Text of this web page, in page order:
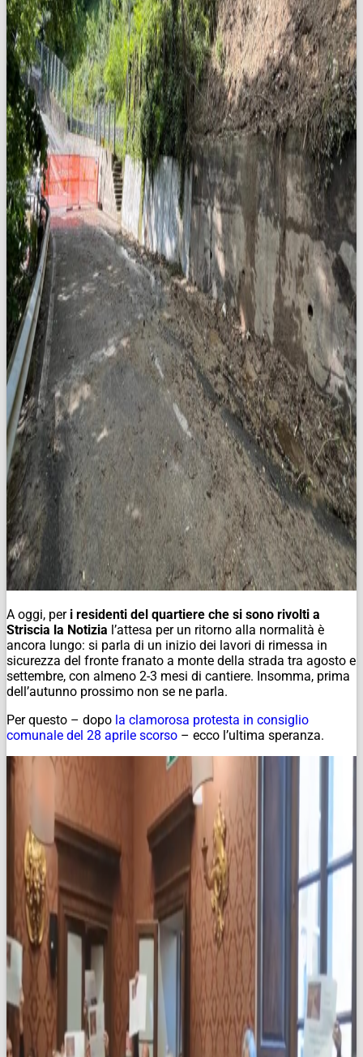
A oggi, per i residenti del quartiere che si sono rivolti a
Striscia la Notizia l’attesa per un ritorno alla normalità è
ancora lungo: si parla di un inizio dei lavori di rimessa in
sicurezza del fronte franato a monte della strada tra agosto e
settembre, con almeno 2-3 mesi di cantiere. Insomma, prima
dell’autunno prossimo non se ne parla.
Per questo – dopo la clamorosa protesta in consiglio
comunale del 28 aprile scorso – ecco l’ultima speranza.